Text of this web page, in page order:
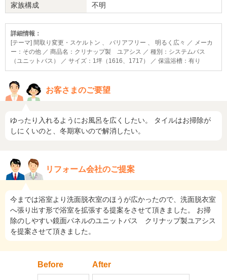
家族構成
不明
詳細情報：
[テーマ] 間取り変更・スケルトン 、 バリアフリー 、 明るく広々 ／ メーカ
ー：その他 ／ 商品名：クリナップ製 ユアシス ／ 種別：システムバス
（ユニットバス） ／ サイズ：1坪（1616、1717） ／ 保温浴槽：有り
お客さまのご要望
ゆったり入れるようにお風呂を広くしたい。 タイルはお掃除が
しにくいのと、冬期寒いので解消したい。
リフォーム会社のご提案
今までは浴室より洗面脱衣室のほうが広かったので、洗面脱衣室
へ張り出す形で浴室を拡張する提案をさせて頂きました。 お掃
除のしやすい鏡面パネルのユニットバス クリナップ製ユアシス
を提案させて頂きました。
Before After